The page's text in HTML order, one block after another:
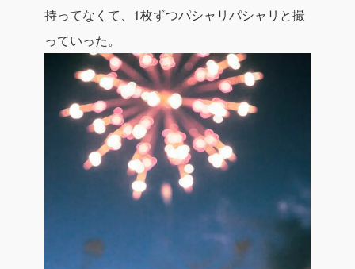
持ってなくて、1枚ずつパシャリパシャリと撮
っていった。